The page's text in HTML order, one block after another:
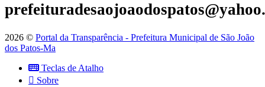
2026 © Portal da Transparência - Prefeitura Municipal de São João
dos Patos-Ma
Teclas de Atalho
Sobre